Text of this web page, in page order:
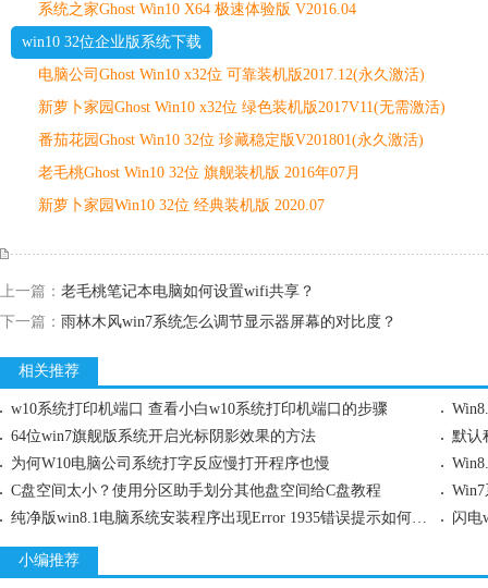
系统之家Ghost Win10 X64 极速体验版 V2016.04
win10 32位企业版系统下载
电脑公司Ghost Win10 x32位 可靠装机版2017.12(永久激活)
新萝卜家园Ghost Win10 x32位 绿色装机版2017V11(无需激活)
番茄花园Ghost Win10 32位 珍藏稳定版V201801(永久激活)
老毛桃Ghost Win10 32位 旗舰装机版 2016年07月
新萝卜家园Win10 32位 经典装机版 2020.07
上一篇： 老毛桃笔记本电脑如何设置wifi共享？
下一篇： 雨林木风win7系统怎么调节显示器屏幕的对比度？
相关推荐
w10系统打印机端口 查看小白w10系统打印机端口的步骤
64位win7旗舰版系统开启光标阴影效果的方法
默认
为何W10电脑公司系统打字反应慢打开程序也慢
C盘空间太小？使用分区助手划分其他盘空间给C盘教程
纯净版win8.1电脑系统安装程序出现Error 1935错误提示如何处理
闪电
小编推荐